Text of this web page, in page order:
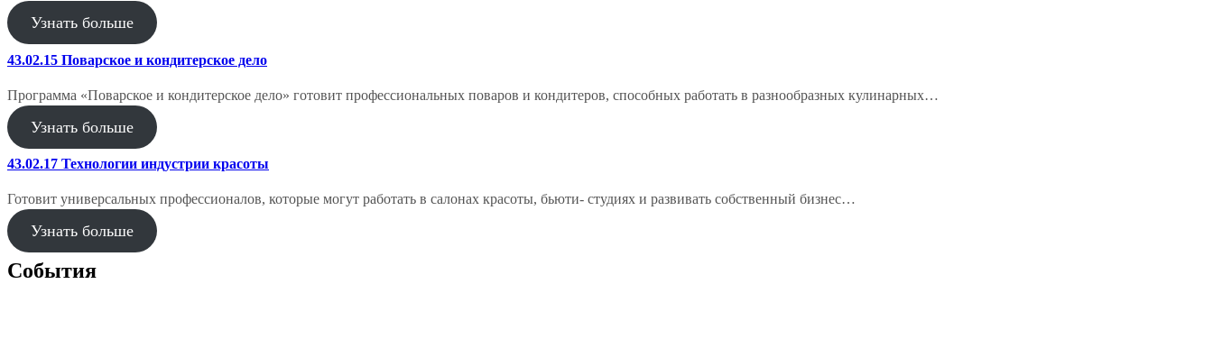
Узнать больше
43.02.15 Поварское и кондитерское дело
Программа «Поварское и кондитерское дело» готовит профессиональных поваров и кондитеров, способных работать в разнообразных кулинарных…
Узнать больше
43.02.17 Технологии индустрии красоты
Готовит универсальных профессионалов, которые могут работать в салонах красоты, бьюти- студиях и развивать собственный бизнес…
Узнать больше
События